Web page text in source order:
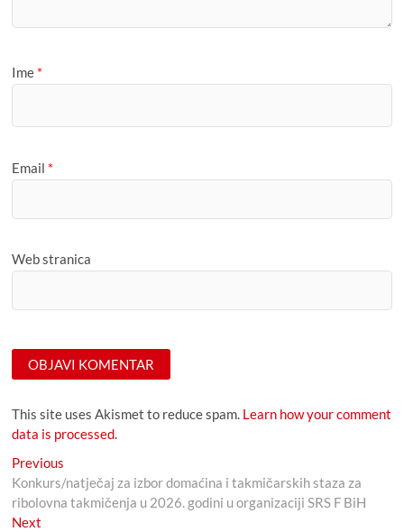
Ime *
Email *
Web stranica
This site uses Akismet to reduce spam. Learn how your comment
data is processed.
Navigacija
članaka
Previous
post:
Konkurs/natječaj za izbor domaćina i takmičarskih staza za
ribolovna takmičenja u 2026. godini u organizaciji SRS F BiH
Next